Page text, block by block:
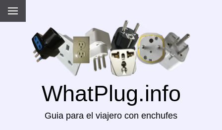
WhatPlug.info
Guia para el viajero con enchufes